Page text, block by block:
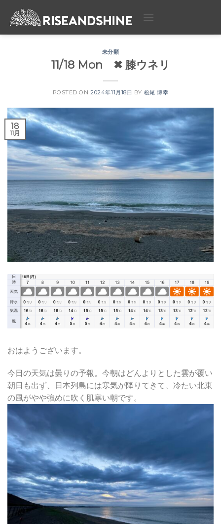
未分類
11/18 Mon ✖︎ 膝ウネリ
POSTED ON2024年11月18日 BY 松尾 博幸
18
11月
おはようございます。
今日の天気は曇りの予報。今朝はどんよりとした雲が覆い
朝日も出ず、日本列島には寒気が降りてきて、冷たい北東
の風がやや強めに吹く肌寒い朝です。